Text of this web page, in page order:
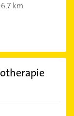
6,7 km